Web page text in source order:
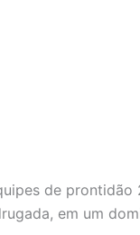
de
em um